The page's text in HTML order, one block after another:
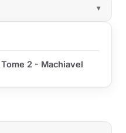
2 - Machiavel